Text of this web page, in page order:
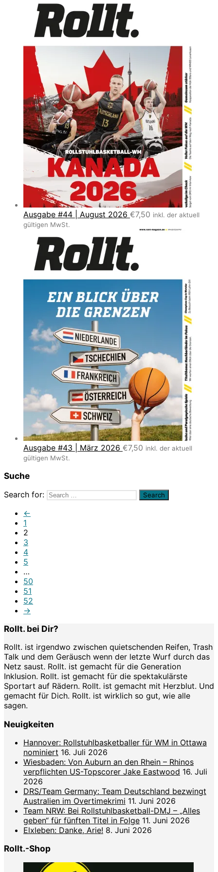
Ausgabe #44 | August 2026 €7,50 inkl. der aktuell
gültigen MwSt.
Ausgabe #43 | März 2026 €7,50 inkl. der aktuell
gültigen MwSt.
Suche
Search for:
←
1
2
3
4
5
…
50
51
52
→
Rollt. bei Dir?
Rollt. ist irgendwo zwischen quietschenden Reifen, Trash
Talk und dem Geräusch wenn der letzte Wurf durch das
Netz saust. Rollt. ist gemacht für die Generation
Inklusion. Rollt. ist gemacht für die spektakulärste
Sportart auf Rädern. Rollt. ist gemacht mit Herzblut. Und
gemacht für Dich. Rollt. ist wirklich so gut, wie alle
sagen.
Neuigkeiten
Hannover: Rollstuhlbasketballer für WM in Ottawa
nominiert 16. Juli 2026
Wiesbaden: Von Auburn an den Rhein – Rhinos
verpflichten US-Topscorer Jake Eastwood 16. Juli
2026
DRS/Team Germany: Team Deutschland bezwingt
Australien im Overtimekrimi 11. Juni 2026
Team NRW: Bei Rollstuhlbasketball-DMJ – „Alles
geben“ für fünften Titel in Folge 11. Juni 2026
Elxleben: Danke, Arie! 8. Juni 2026
Rollt.-Shop